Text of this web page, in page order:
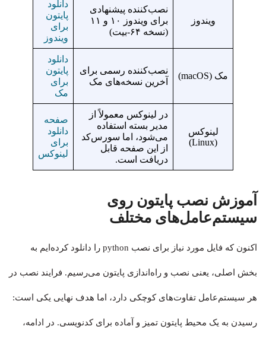
ویندوز
نصب‌کننده پیشنهادی
برای ویندوز ۱۰ و ۱۱
(نسخه ۶۴-بیت)
دانلود
پایتون
برای
ویندوز
مک (macOS)
نصب‌کننده رسمی برای
آخرین نسخه‌های مک
دانلود
پایتون
برای
مک
لینوکس
(Linux)
در لینوکس معمولاً از
مدیر بسته استفاده
می‌شود، اما سورس‌کد
از این صفحه قابل
دریافت است.
صفحه
دانلود
برای
لینوکس
آموزش نصب پایتون روی
سیستم‌عامل‌های مختلف
اکنون که فایل مورد نیاز برای نصب python را دانلود کرده‌ایم به
بخش اصلی، یعنی نصب و راه‌اندازی پایتون می‌رسیم. فرایند نصب در
هر سیستم‌عامل تفاوت‌های کوچکی دارد، اما هدف نهایی یکی است:
رسیدن به یک محیط پایتون تمیز و آماده برای کدنویسی. در ادامه،